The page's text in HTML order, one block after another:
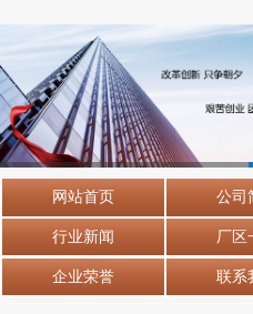
网站首页 公司
行业新闻 厂区
企业荣誉 联系